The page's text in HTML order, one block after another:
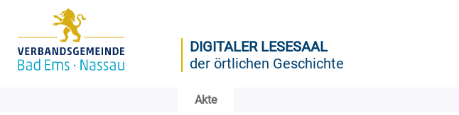
DIGITALER LESESAAL
der örtlichen Geschichte
Akte